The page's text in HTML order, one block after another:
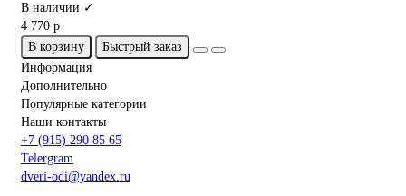
В наличии ✓
4 770 р
В корзину
Быстрый заказ
Информация
Дополнительно
Популярные категории
Наши контакты
+7 (915) 290 85 65
Telergram
dveri-odi@yandex.ru